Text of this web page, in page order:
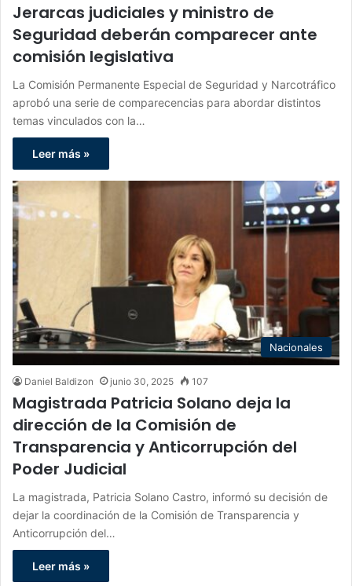
Jerarcas judiciales y ministro de
Seguridad deberán comparecer ante
comisión legislativa
La Comisión Permanente Especial de Seguridad y Narcotráfico
aprobó una serie de comparecencias para abordar distintos
temas vinculados con la…
Leer más »
Nacionales
Daniel Baldizon junio 30, 2025 107
Magistrada Patricia Solano deja la
dirección de la Comisión de
Transparencia y Anticorrupción del
Poder Judicial
La magistrada, Patricia Solano Castro, informó su decisión de
dejar la coordinación de la Comisión de Transparencia y
Anticorrupción del…
Leer más »